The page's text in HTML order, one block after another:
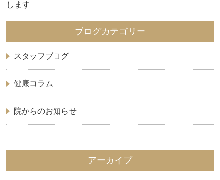
します
ブログカテゴリー
スタッフブログ
健康コラム
院からのお知らせ
アーカイブ